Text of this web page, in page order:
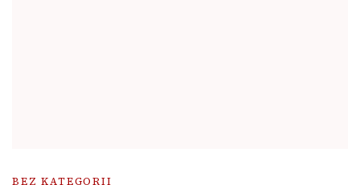
BEZ KATEGORII